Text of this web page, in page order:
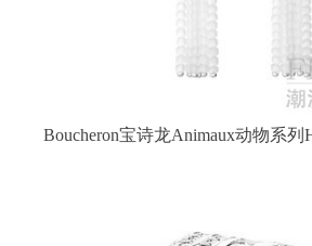
Boucheron宝诗龙Animaux动物系